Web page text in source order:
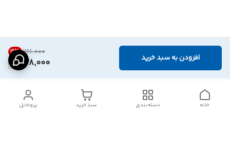
۷۶۶٬۰۰۰ 3%
738,000 افزودن به سبد خرید
پروفایل سبد خرید دسته‌بندی خانه